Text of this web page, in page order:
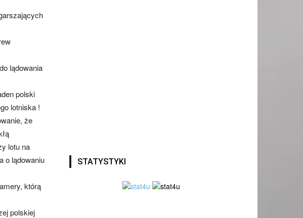
lądowania
polski
lotniska !
że
lotu na
o lądowaniu
którą
polskiej
STATYSTYKI